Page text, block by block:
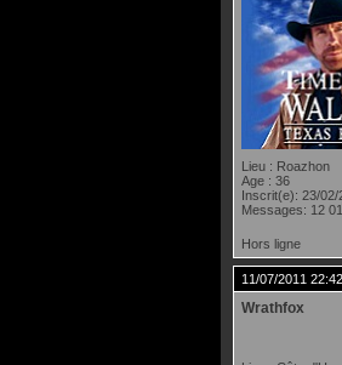
Lieu : Roazhon
Age : 36
Inscrit(e): 23/02/
Messages: 12
Hors ligne
11/07/2011
Wrathfox